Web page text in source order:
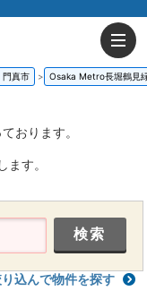
門真市 Osaka Metro長堀鶴見
おります。
す。
込んで物件を探す